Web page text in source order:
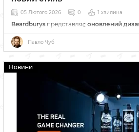
05 Лютого 2026 0 1 хвилина
Beardburys представляє оновлений
професійні засоби для стайлінгу та
сучасному оформленні.
Павло Чуб
Новини